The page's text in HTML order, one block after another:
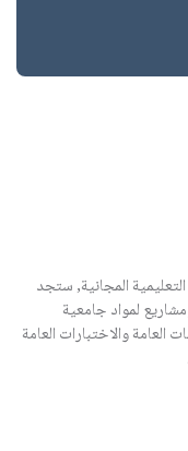
المجانية, ستجد
لمواد جامعية
والاختبارات العامة